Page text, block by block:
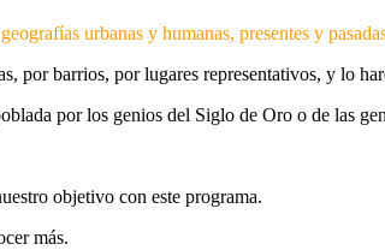
urbanas y humanas, presentes y
por barrios, por lugares representativos, y lo
por los genios del Siglo de Oro o de las
objetivo con este programa.
más.